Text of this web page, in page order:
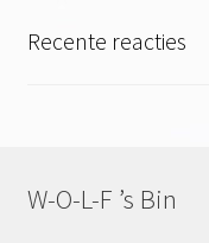
Recente reacties
W-O-L-F ’s Bin